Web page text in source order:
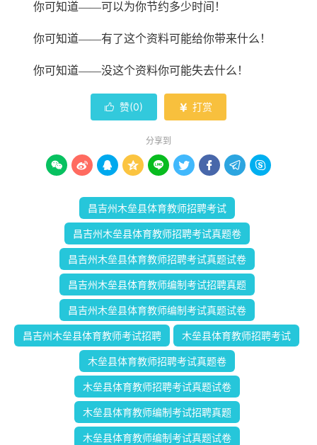
你可知道——可以为你节约多少时间！
你可知道——有了这个资料可能给你带来什么！
你可知道——没这个资料你可能失去什么 ！
 赞(0)  打赏
分享到
        
昌吉州木垒县体育教师招聘考试
昌吉州木垒县体育教师招聘考试真题卷
昌吉州木垒县体育教师招聘考试真题试卷
昌吉州木垒县体育教师编制考试招聘真题
昌吉州木垒县体育教师编制考试真题试卷
昌吉州木垒县体育教师考试招聘 木垒县体育教师招聘考试
木垒县体育教师招聘考试真题卷
木垒县体育教师招聘考试真题试卷
木垒县体育教师编制考试招聘真题
木垒县体育教师编制考试真题试卷